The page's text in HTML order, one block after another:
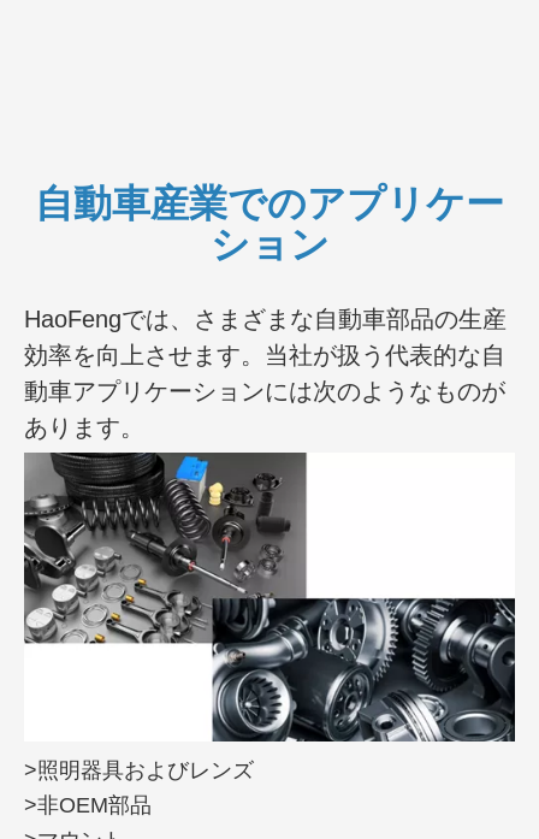
自動車産業でのアプリケー
ション
HaoFengでは、さまざまな自動車部品の生産
効率を向上させます。当社が扱う代表的な自
動車アプリケーションには次のようなものが
あります。
>照明器具およびレンズ
>非OEM部品